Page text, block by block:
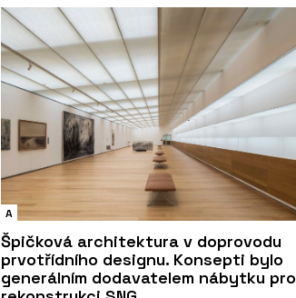
A
Špičková architektura v doprovodu
prvotřídního designu. Konsepti bylo
generálním dodavatelem nábytku pro